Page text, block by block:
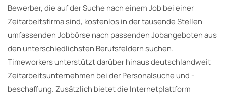
Bewerber, die auf der Suche nach einem Job bei einer
Zeitarbeitsfirma sind, kostenlos in der tausende Stellen
umfassenden Jobbörse nach passenden Jobangeboten aus
den unterschiedlichsten Berufsfeldern suchen.
Timeworkers unterstützt darüber hinaus deutschlandweit
Zeitarbeitsunternehmen bei der Personalsuche und -
beschaffung. Zusätzlich bietet die Internetplattform